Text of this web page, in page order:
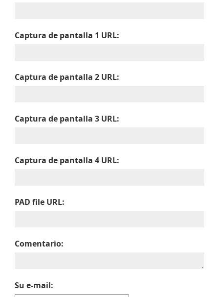
Captura de pantalla 1 URL:
Captura de pantalla 2 URL:
Captura de pantalla 3 URL:
Captura de pantalla 4 URL:
PAD file URL:
Comentario:
Su e-mail: